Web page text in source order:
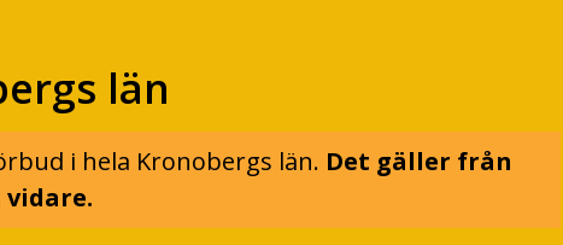
län
i hela Kronobergs län. Det gäller från
vidare.